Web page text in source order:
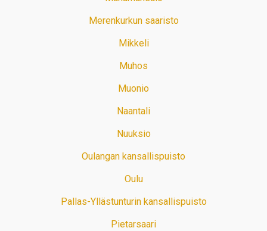
Merenkurkun saaristo
Mikkeli
Muhos
Muonio
Naantali
Nuuksio
Oulangan kansallispuisto
Oulu
Pallas-Yllästunturin kansallispuisto
Pietarsaari